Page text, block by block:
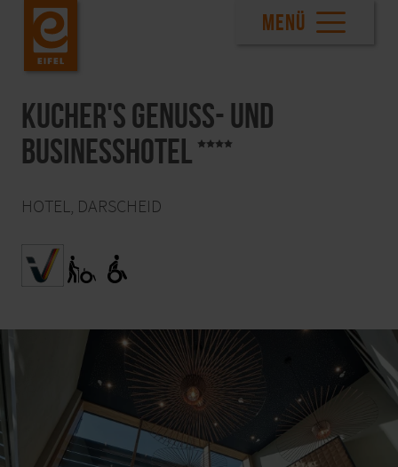
MENÜ
Kucher's Genuss- und
Businesshotel
HOTEL, DARSCHEID